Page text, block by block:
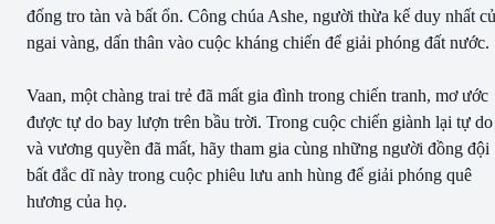
đống tro tàn và bất ổn. Công chúa Ashe, người thừa kế duy nhất
ngai vàng, dấn thân vào cuộc kháng chiến để giải phóng đất nước.
Vaan, một chàng trai trẻ đã mất gia đình trong chiến tranh, mơ ước
được tự do bay lượn trên bầu trời. Trong cuộc chiến giành lại tự do
và vương quyền đã mất, hãy tham gia cùng những người đồng đội
bất đắc dĩ này trong cuộc phiêu lưu anh hùng để giải phóng quê
hương của họ.